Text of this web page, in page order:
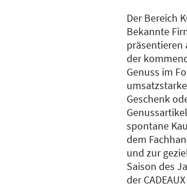
Der Bereich
Bekannte
präsentieren
der
Genuss im
Geschenk
spontane
dem
und zur
Saison des
der